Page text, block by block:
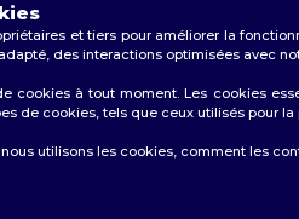
réservés
et tiers pour améliorer la
des interactions optimisées avec
cookies à tout moment. Les cookies
de cookies, tels que ceux utilisés pour
utilisons les cookies, comment les